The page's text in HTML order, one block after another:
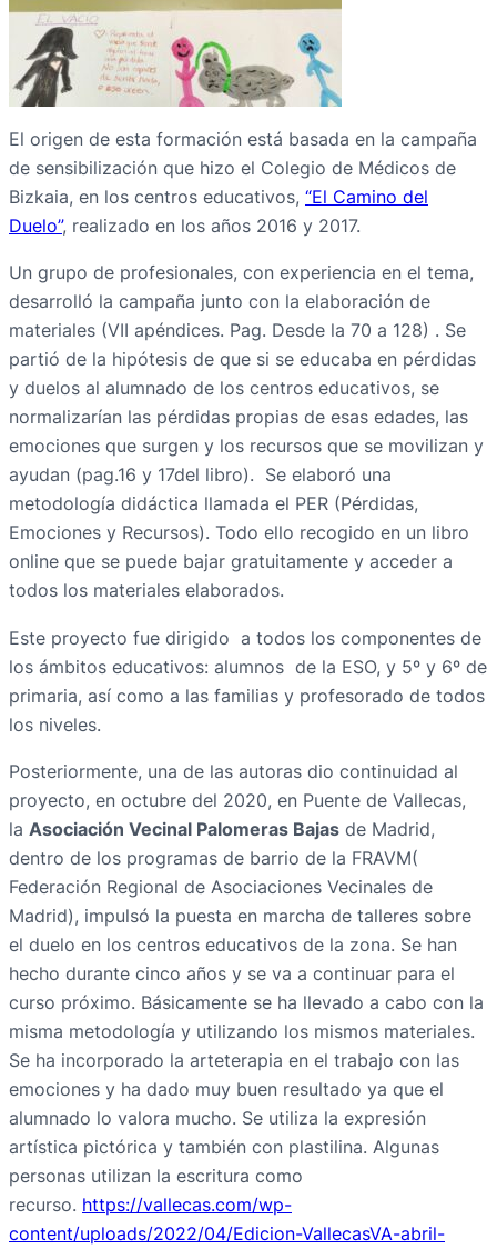
El origen de esta formación está basada en la campaña
de sensibilización que hizo el Colegio de Médicos de
Bizkaia, en los centros educativos, “El Camino del
Duelo”, realizado en los años 2016 y 2017.
Un grupo de profesionales, con experiencia en el tema,
desarrolló la campaña junto con la elaboración de
materiales (VII apéndices. Pag. Desde la 70 a 128) . Se
partió de la hipótesis de que si se educaba en pérdidas
y duelos al alumnado de los centros educativos, se
normalizarían las pérdidas propias de esas edades, las
emociones que surgen y los recursos que se movilizan y
ayudan (pag.16 y 17del libro). Se elaboró una
metodología didáctica llamada el PER (Pérdidas,
Emociones y Recursos). Todo ello recogido en un libro
online que se puede bajar gratuitamente y acceder a
todos los materiales elaborados.
Este proyecto fue dirigido a todos los componentes de
los ámbitos educativos: alumnos de la ESO, y 5º y 6º de
primaria, así como a las familias y profesorado de todos
los niveles.
Posteriormente, una de las autoras dio continuidad al
proyecto, en octubre del 2020, en Puente de Vallecas,
la Asociación Vecinal Palomeras Bajas de Madrid,
dentro de los programas de barrio de la FRAVM(
Federación Regional de Asociaciones Vecinales de
Madrid), impulsó la puesta en marcha de talleres sobre
el duelo en los centros educativos de la zona. Se han
hecho durante cinco años y se va a continuar para el
curso próximo. Básicamente se ha llevado a cabo con la
misma metodología y utilizando los mismos materiales.
Se ha incorporado la arteterapia en el trabajo con las
emociones y ha dado muy buen resultado ya que el
alumnado lo valora mucho. Se utiliza la expresión
artística pictórica y también con plastilina. Algunas
personas utilizan la escritura como
recurso. https://vallecas.com/wp-
content/uploads/2022/04/Edicion-VallecasVA-abril-